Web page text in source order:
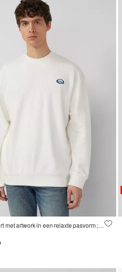
Zacht sweatshirt met artwork in een relaxte pasvorm ; Wintersportcollectie